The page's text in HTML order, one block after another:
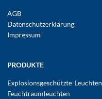
FUSSBEREICHSMENÜ
AGB
Datenschutzerklärung
Impressum
Hauptnavigation
PRODUKTE
Explosionsgeschützte Leuchten
Feuchtraumleuchten